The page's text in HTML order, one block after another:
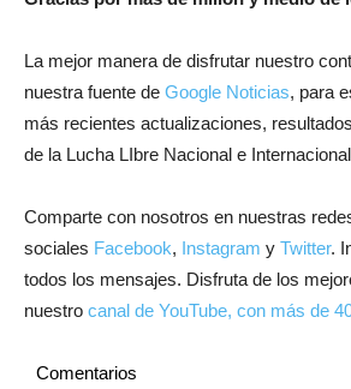
La mejor manera de disfrutar nuestro
nuestra fuente de Google Noticias, para
más recientes actualizaciones,
de la Lucha LIbre Nacional e
Comparte con nosotros en nuestras
sociales Facebook, Instagram y Twitter.
todos los mensajes. Disfruta de los
nuestro canal de YouTube, con más de
Comentarios